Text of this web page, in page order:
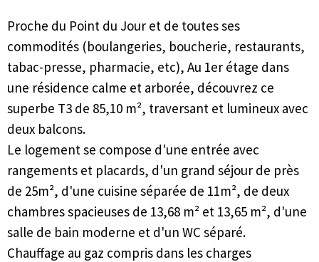
Proche du Point du Jour et de toutes ses
commodités (boulangeries, boucherie, restaurants,
tabac-presse, pharmacie, etc), Au 1er étage dans
une résidence calme et arborée, découvrez ce
superbe T3 de 85,10 m², traversant et lumineux avec
deux balcons.
Le logement se compose d'une entrée avec
rangements et placards, d'un grand séjour de près
de 25m², d'une cuisine séparée de 11m², de deux
chambres spacieuses de 13,68 m² et 13,65 m², d'une
salle de bain moderne et d'un WC séparé.
Chauffage au gaz compris dans les charges